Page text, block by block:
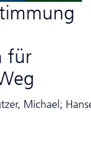
für
Michael;